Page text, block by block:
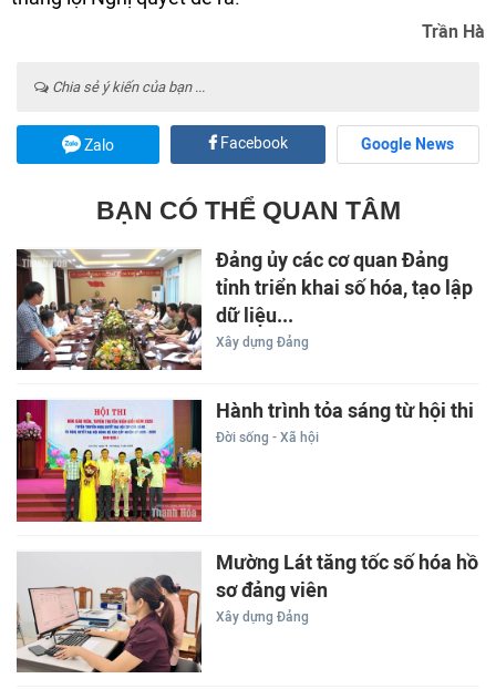
Trần Hà
Chia sẻ ý kiến của bạn ...
Zalo Facebook Google News
BẠN CÓ THỂ QUAN TÂM
Đảng ủy các cơ quan Đảng
tỉnh triển khai số hóa, tạo lập
dữ liệu...
Xây dựng Đảng
Hành trình tỏa sáng từ hội thi
Đời sống - Xã hội
Mường Lát tăng tốc số hóa hồ
sơ đảng viên
Xây dựng Đảng